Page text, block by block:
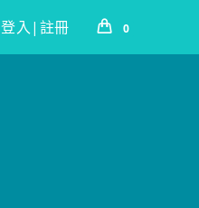
登入|註冊 0